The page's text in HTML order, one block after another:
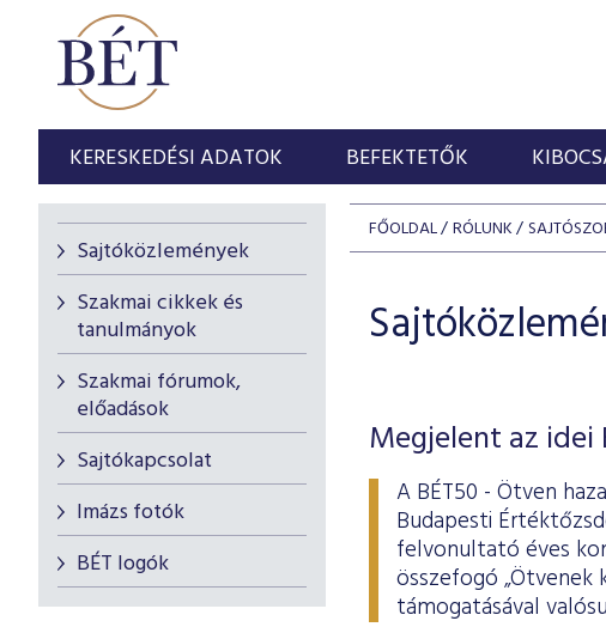
KERESKEDÉSI ADATOK BEFEKTETŐK
Sajtóközlemények
Szakmai cikkek és
tanulmányok
Szakmai fórumok,
előadások
Sajtókapcsolat
Imázs fotók
BÉT logók
FŐOLDAL RÓLUNK
Megjelent az idei
A BÉT50 - Ötven
Budapesti
felvonultató éves
összefogó „Ötvenek
támogatásával